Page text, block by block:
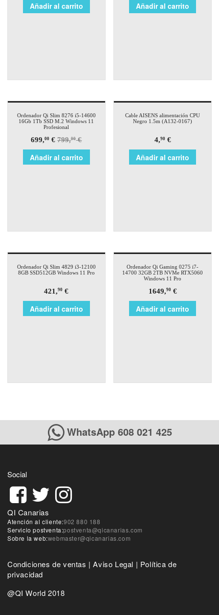
Añadir al carrito Añadir al carrito
¡Oferta!
Ordenador Qi Slim 8276 i5-14600
16Gb 1Tb SSD M.2 Windows 11
Profesional
699,00 € 799,00€
Añadir al carrito
Cable AISENS alimentación CPU
Negro 1.5m (A132-0167)
4,90€
Añadir al carrito
Ordenador Qi Slim 4829 i3-12100
8GB SSD512GB Windows 11 Pro
421,90 €
Añadir al carrito
Ordenador Qi Gaming 0275 i7-
14700 32GB 2TB NVMe RTX5060
Windows 11 Pro
1649,90€
Añadir al carrito
WhatsApp 608 021 425
Social
QI Canarias
Atención al cliente:902 880 188
Servicio postventa:postventa@qicanarias.com
Sobre la web:webmaster@qicanarias.com
Condiciones de ventas |Aviso Legal | Política de
privacidad
@QI World 2018